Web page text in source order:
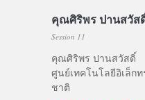
คุณศิริพร ปานสวัส
Session 11
คุณศิริพร ปานสวัสดิ์
ศูนย์เทคโนโลยีอิเล็ก
ชาติ